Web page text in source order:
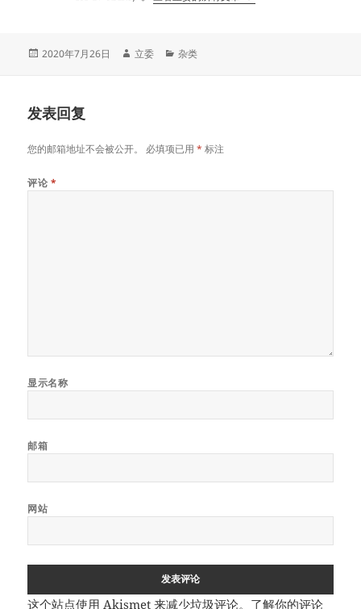
发
2020年7月26日
作
立委
分
杂类
发表回复
您的邮箱地址不会被公开。 必填项已用* 标注
评论 *
显示名称
邮箱
网站
这个站点使用 Akismet 来减少垃圾评论。 了解你的评论